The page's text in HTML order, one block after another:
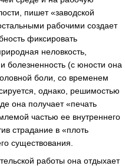
пишет «заводской
рабочими создает
фиксировать
неловкость,
болезненность (с юности она
боли, со временем
однако, решимостью
она получает «печать
частью ее внутреннего
страдание в «плоть
существования.
работы она отдыхает